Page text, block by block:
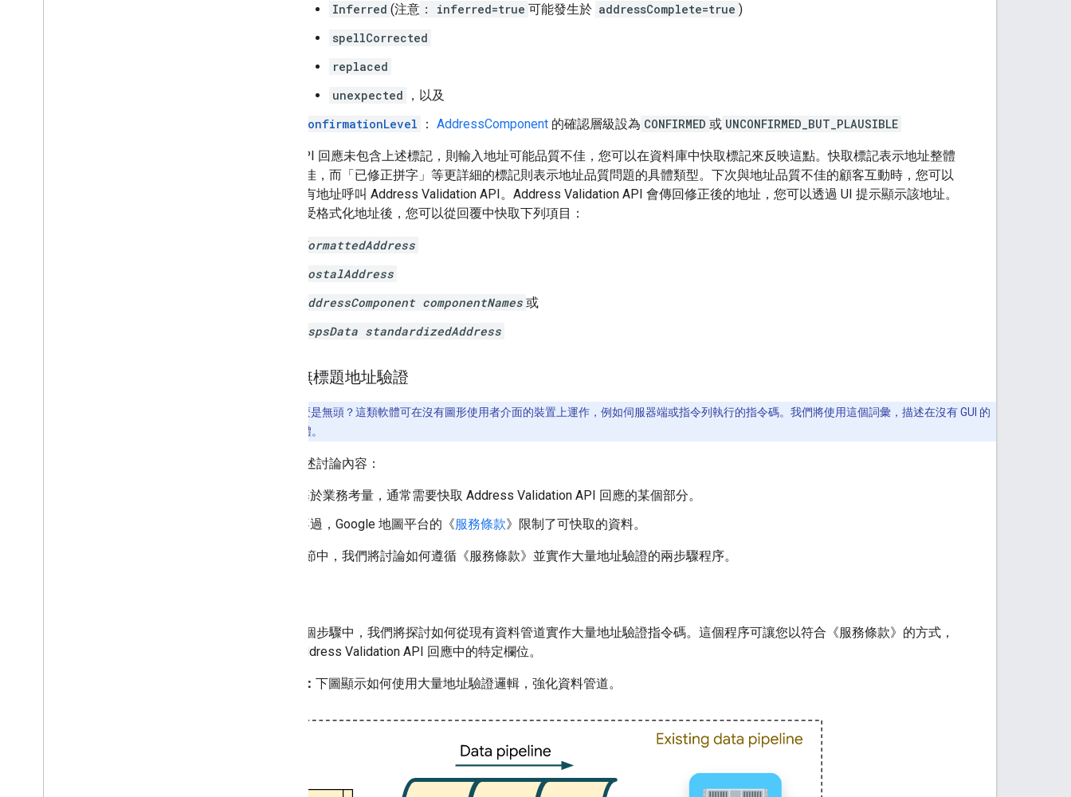
Inferred (注意 : inferred=true 可能發生於 addressComplete=true )
spellCorrected
replaced
unexpected
，以及
confirmationLevel
： AddressComponent 的確認層級設為 CONFIRMED 或 UNCONFIRMED_BUT_PLAUSIBLE
如果 API 回應未包含上述標記，則輸入地址可能品質不佳，您可以在資料庫中快取標記來反映這點。快取標記表示地址整體
品質不佳，而「已修正拼字」等更詳細的標記則表示地址品質問題的具體類型。下次與地址品質不佳的顧客互動時，您可以
透過現有地址呼叫 Address Validation API。Address Validation API 會傳回修正後的地址，您可以透過 UI 提示顯示該地址。
客戶接受格式化地址後，您可以從回覆中快取下列項目：
formattedAddress
postalAddress
addressComponent componentNames 或
UspsData standardizedAddress
實作無標題地址驗證
什麼是無頭？這類軟體可在沒有圖形使用者介面的裝置上運作，例如伺服器端或指令列執行的指令碼。我們將使用這個詞彙，描述在沒有 GUI 的
情況下使用軟體。
根據上述討論內容：
基於業務考量，通常需要快取 Address Validation API 回應的某個部分。
不過，Google 地圖平台的《服務條款》限制了可快取的資料。
在下一節中，我們將討論如何遵循《服務條款》並實作大量地址驗證的兩步驟程序。
在第一個步驟中，我們將探討如何從現有資料管道實作大量地址驗證指令碼。這個程序可讓您以符合《服務條款》的方式，
儲存 Address Validation API 回應中的特定欄位。
圖表 A： 下圖顯示如何使用大量地址驗證邏輯，強化資料管道。